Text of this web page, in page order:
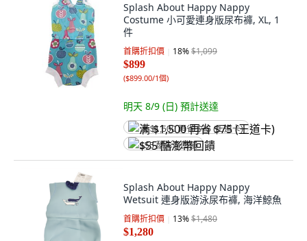
Splash About Happy Nappy
Costume 小可愛連身版尿布褲, XL, 1
件
首購折扣價 18%$1,099
$899
($899.00/1個)
明天 8/9 (日) 預計送達
满 $1,500 再省 $75 (王道卡)
$55 酷澎幣回饋
Splash About Happy Nappy
Wetsuit 連身版游泳尿布褲, 海洋鯨魚
首購折扣價 13%$1,480
$1,280